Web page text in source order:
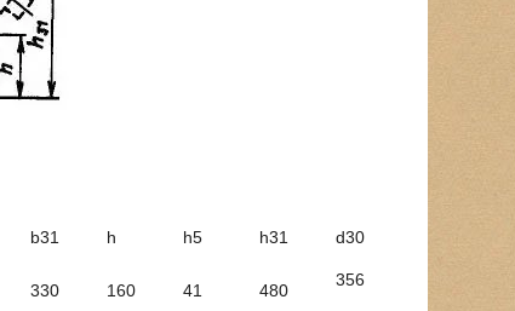
b31 h h5 h31 d30
330 160 41 480
356